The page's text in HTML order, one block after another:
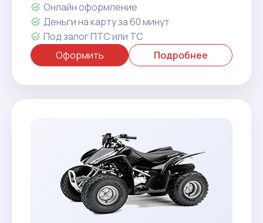
Онлайн оформление
Деньги на карту за 60 минут
Под залог ПТС или ТС
Оформить
Подробнее